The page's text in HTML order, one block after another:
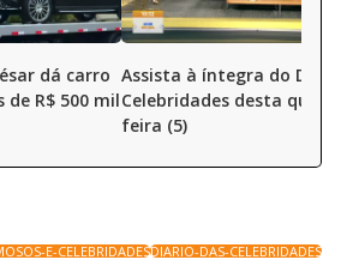
dá carro
R$ 500 mil
Assista à íntegra do
Celebridades desta
feira (5)
E-CELEBRIDADESDIARIO-DAS-CELEBRIDADES